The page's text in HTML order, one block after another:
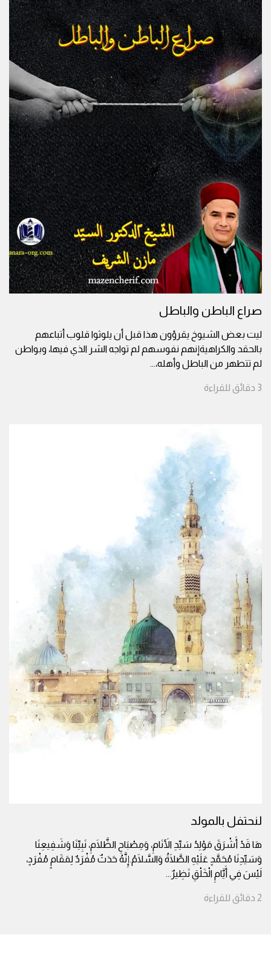
صراع الباطن والباطل
ليت بعض الشيوخ يقرؤون هذا قبل أن يلوثوا قلوب أتباعهم
بالحقد والكراهيةإنهم نفوسهم لم تواجه الشر الذي فيها، وبواطن
لم تتطهر من الباطل وأهله،...
3 دقائق للقراءة
لنحتفل بالمولد
هَا قَدْ أَشْرَقَ مَوْلِدُ سَيِّدِ الأَنَامِ، وَمِصْبَاحِ الظَّلَامِ، نَبِيِّنَا وَشَفِيعِنَا
وَسَيِّدِنَا مُحَمَّدٍ عَلَيْهِ الصَّلَاةُ وَالسَّلَامُ.إِنَّهُ حَدَثٌ مُفْرَدٌ لِمَقَامٍ مُفْرَدٍ،
لَيْسَ فِي أَيَّامِ الْخَلْقِ نَظِيرٌ...
2 دقائق للقراءة